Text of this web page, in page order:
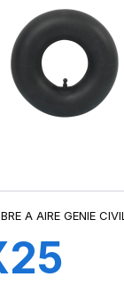
A AIRE GENIE CIVIL